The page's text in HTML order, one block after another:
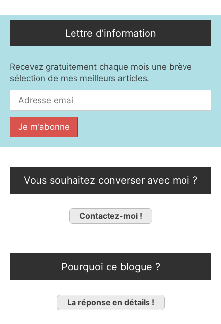
Lettre d’information
Recevez gratuitement chaque mois une brève
sélection de mes meilleurs articles.
Vous souhaitez converser avec moi ?
Contactez-moi !
Pourquoi ce blogue ?
La réponse en détails !